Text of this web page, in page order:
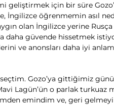
geliştirmek için bir süre
İngilizce öğrenmemin asıl
olan İngilizce yerine
daha güvende hissetmek
ve anonsları daha iyi
Gozo’ya gittiğimiz
Lagün’ün o parlak turkuaz
emindim ve, geri gelmeyi